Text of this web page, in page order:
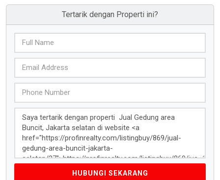
Tertarik dengan Properti ini?
HUBUNGI SEKARANG